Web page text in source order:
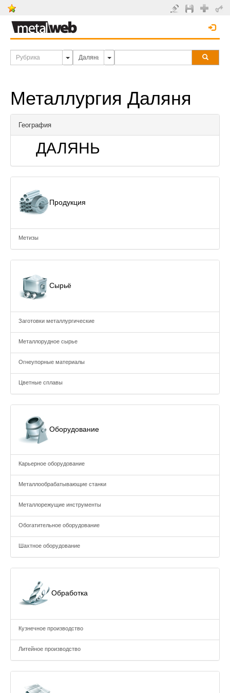
Металлургия Даляня
География
ДАЛЯНЬ
Продукция
Метизы
Сырьё
Заготовки металлургические
Металлорудное сырье
Огнеупорные материалы
Цветные сплавы
Оборудование
Карьерное оборудование
Металлообрабатывающие станки
Металлорежущие инструменты
Обогатительное оборудование
Шахтное оборудование
Обработка
Кузнечное производство
Литейное производство